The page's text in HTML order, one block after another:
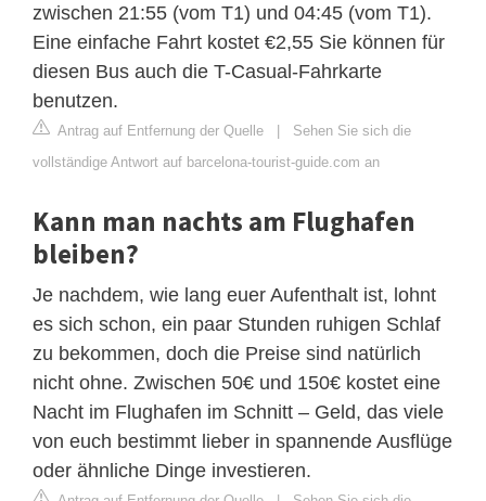
zwischen 21:55 (vom T1) und 04:45 (vom T1).
Eine einfache Fahrt kostet €2,55 Sie können für
diesen Bus auch die T-Casual-Fahrkarte
benutzen.
Antrag auf Entfernung der Quelle | Sehen Sie sich die
vollständige Antwort auf barcelona-tourist-guide.com an
Kann man nachts am Flughafen
bleiben?
Je nachdem, wie lang euer Aufenthalt ist, lohnt
es sich schon, ein paar Stunden ruhigen Schlaf
zu bekommen, doch die Preise sind natürlich
nicht ohne. Zwischen 50€ und 150€ kostet eine
Nacht im Flughafen im Schnitt – Geld, das viele
von euch bestimmt lieber in spannende Ausflüge
oder ähnliche Dinge investieren.